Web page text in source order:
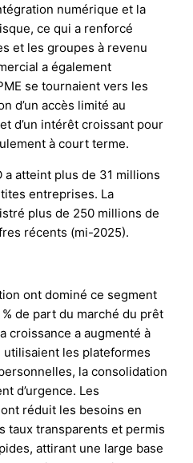
numérique et la
ce qui a renforcé
et les groupes à revenu
a également
se tournaient vers les
d’un accès limité au
d’un intérêt croissant pour
à court terme.
a atteint plus de 31 millions
entreprises. La
plus de 250 millions de
récents (mi-2025).
ont dominé ce segment
de part du marché du prêt
croissance a augmenté à
les plateformes
la consolidation
d’urgence. Les
réduit les besoins en
taux transparents et permis
attirant une large base